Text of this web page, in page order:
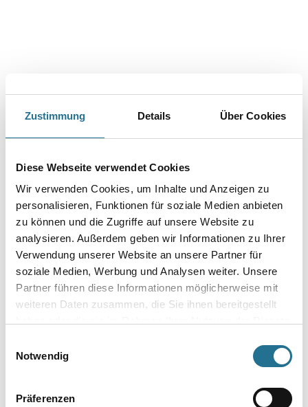
Zustimmung Details Über Cookies
Diese Webseite verwendet Cookies
Wir verwenden Cookies, um Inhalte und Anzeigen zu
personalisieren, Funktionen für soziale Medien anbieten
zu können und die Zugriffe auf unsere Website zu
analysieren. Außerdem geben wir Informationen zu Ihrer
Verwendung unserer Website an unsere Partner für
soziale Medien, Werbung und Analysen weiter. Unsere
Partner führen diese Informationen möglicherweise mit
weiteren Daten zusammen, die Sie ihnen bereitgestellt
Notwendig
Präferenzen
PRODUKTEIGENSCHAFTEN
Verarbeitungstemp./Luftfeuchte
Material-, Umluft- und Untergrundtemperatur mindestens 5°C.
Nicht bei extrem hoher Luftfeuchtigkeit (Nebelnässe), Regen oder
bei
direkter Sonneneinstrahlung verarbeiten. Vorsicht bei Gefahr von
Nachtfrost.
ZUSATZINFOS
GEFAHRENHINWEISE
DATENBLÄTTER